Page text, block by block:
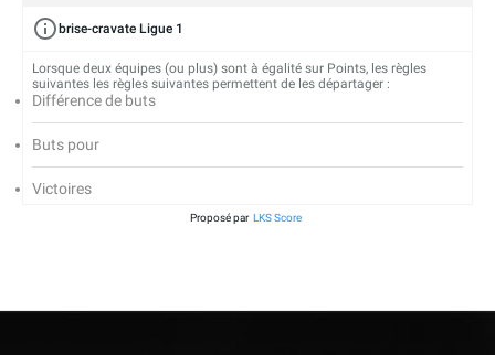
brise-cravate Ligue 1
Lorsque deux équipes (ou plus) sont à égalité sur Points, les règles
suivantes les règles suivantes permettent de les départager :
Différence de buts
Buts pour
Victoires
Proposé par LKS Score